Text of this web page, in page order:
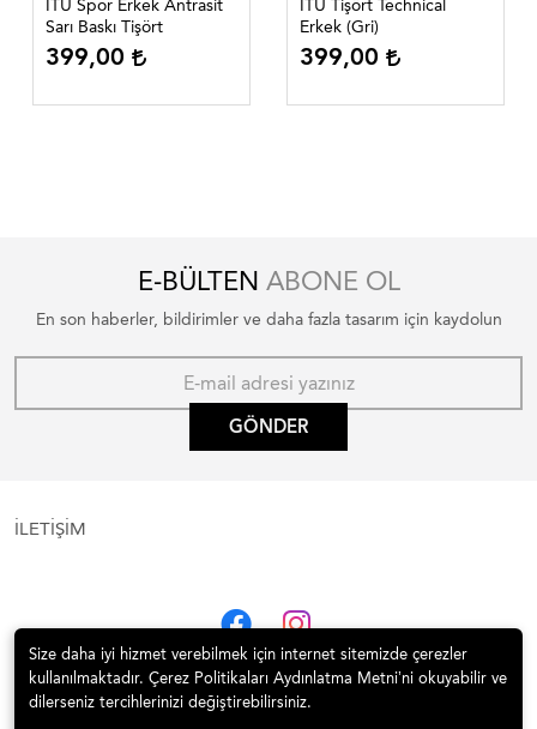
İTÜ Spor Erkek Antrasit
Sarı Baskı Tişört
399,00
İTÜ Tişört Technical
Erkek (Gri)
399,00
E-BÜLTEN ABONE OL
En son haberler, bildirimler ve daha fazla tasarım için kaydolun
GÖNDER
İLETİŞİM
Size daha iyi hizmet verebilmek için internet sitemizde çerezler
kullanılmaktadır. Çerez Politikaları Aydınlatma Metni’ni okuyabilir ve
dilerseniz tercihlerinizi değiştirebilirsiniz.